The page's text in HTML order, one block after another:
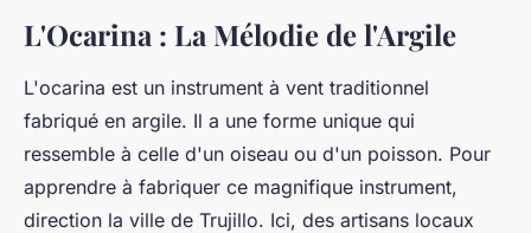
L'Ocarina : La Mélodie de l'Argile
L'ocarina est un instrument à vent traditionnel
fabriqué en argile. Il a une forme unique qui
ressemble à celle d'un oiseau ou d'un poisson. Pour
apprendre à fabriquer ce magnifique instrument,
direction la ville de Trujillo. Ici, des artisans locaux